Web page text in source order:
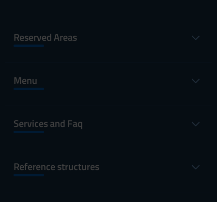
Reserved Areas
Menu
Services and Faq
Reference structures